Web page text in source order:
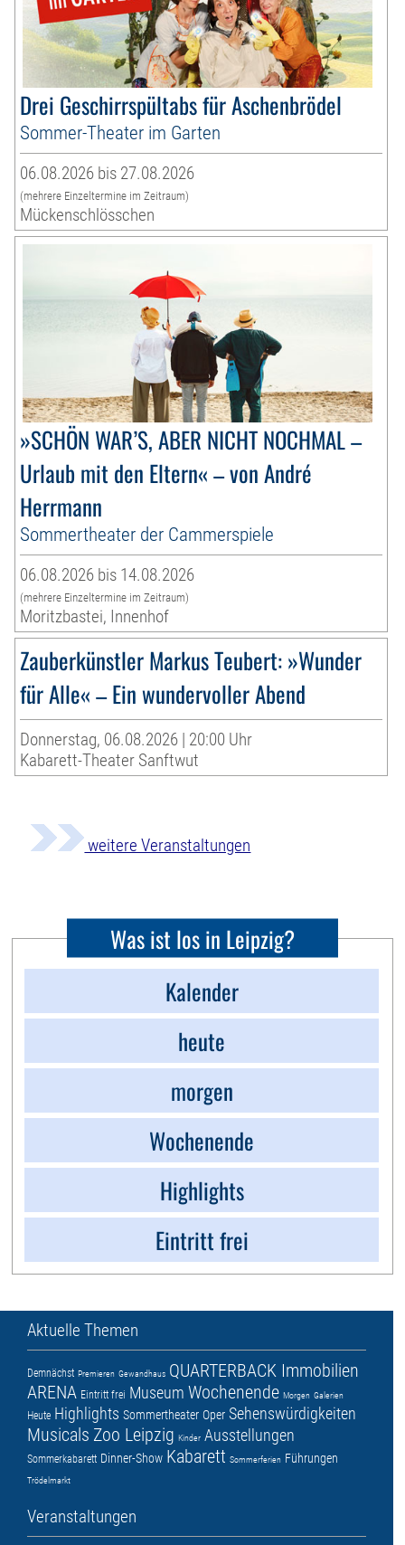
Drei Geschirrspültabs für Aschenbrödel
Sommer-Theater im Garten
06.08.2026 bis 27.08.2026
(mehrere Einzeltermine im Zeitraum)
Mückenschlösschen
»SCHÖN WAR’S, ABER NICHT NOCHMAL –
Urlaub mit den Eltern« – von André
Herrmann
Sommertheater der Cammerspiele
06.08.2026 bis 14.08.2026
(mehrere Einzeltermine im Zeitraum)
Moritzbastei, Innenhof
Zauberkünstler Markus Teubert: »Wunder
für Alle« – Ein wundervoller Abend
Donnerstag, 06.08.2026 | 20:00 Uhr
Kabarett-Theater Sanftwut
weitere Veranstaltungen
Was ist los in Leipzig?
Kalender
heute
morgen
Wochenende
Highlights
Eintritt frei
Aktuelle Themen
Demnächst Premieren Gewandhaus QUARTERBACK Immobilien
ARENA Eintritt frei Museum Wochenende Morgen Galerien
Heute Highlights Sommertheater Oper Sehenswürdigkeiten
Musicals Zoo Leipzig Kinder Ausstellungen
Sommerkabarett Dinner-Show Kabarett Sommerferien Führungen
Trödelmarkt
Veranstaltungen